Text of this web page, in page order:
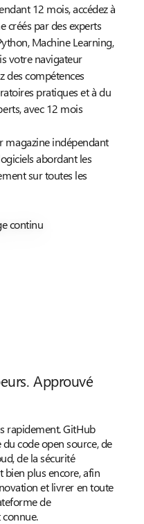
12 mois, accédez à
créés par des experts
Machine Learning,
votre navigateur
des compétences
pratiques et à du
avec 12 mois
magazine indépendant
abordant les
sur toutes les
Approuvé
rapidement. GitHub
code open source, de
de la sécurité
bien plus encore, afin
et livrer en toute
de